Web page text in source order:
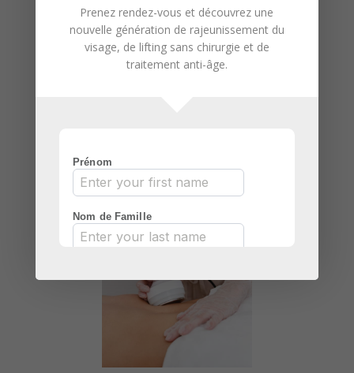
d’intégrer cette technologie
novatrice dans une approche
globale de soins du corps, en
Tonifier son corps,
c’est possible et
accessible
Prenez rendez-vous et découvrez une
nouvelle génération de rajeunissement du
visage, de lifting sans chirurgie et de
traitement anti-âge.